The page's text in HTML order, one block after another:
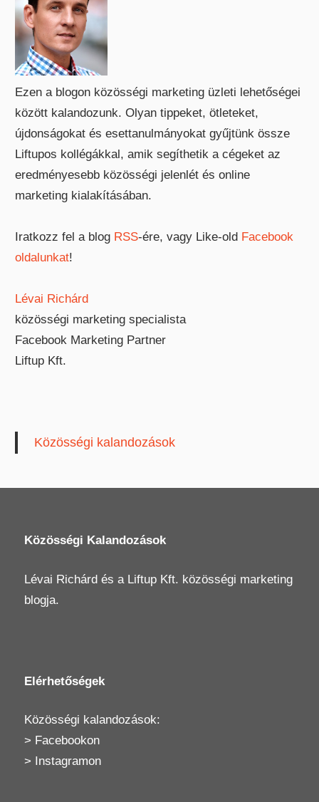
Ezen a blogon közösségi marketing üzleti lehetőségei
között kalandozunk. Olyan tippeket, ötleteket,
újdonságokat és esettanulmányokat gyűjtünk össze
Liftupos kollégákkal, amik segíthetik a cégeket az
eredményesebb közösségi jelenlét és online
marketing kialakításában.
Iratkozz fel a blog RSS-ére, vagy Like-old Facebook
oldalunkat!
Lévai Richárd
közösségi marketing specialista
Facebook Marketing Partner
Liftup Kft.
Közösségi kalandozások
Közösségi Kalandozások
Lévai Richárd és a Liftup Kft. közösségi marketing
blogja.
Elérhetőségek
Közösségi kalandozások:
> Facebookon
>
Instagramon